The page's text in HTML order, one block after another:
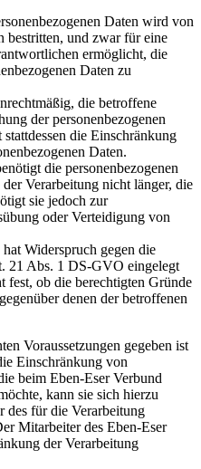
Daten wird von
bestritten, und zwar für eine
ermöglicht, die
Daten zu
die betroffene
der personenbezogenen
die Einschränkung
Daten.
die personenbezogenen
Verarbeitung nicht länger, die
sie jedoch zur
oder Verteidigung von
Widerspruch gegen die
21 Abs. 1 DS-GVO eingelegt
fest, ob die berechtigten Gründe
denen der betroffenen
Voraussetzungen gegeben ist
Einschränkung von
beim Eben-Eser Verbund
kann sie sich hierzu
des für die Verarbeitung
Mitarbeiter des Eben-Eser
der Verarbeitung